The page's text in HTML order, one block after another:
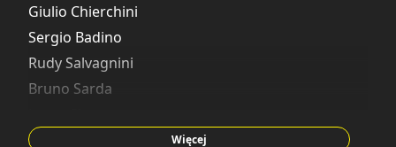
Giulio Chierchini
Sergio Badino
Rudy Salvagnini
Bruno Sarda
Mark Shaw
Więcej